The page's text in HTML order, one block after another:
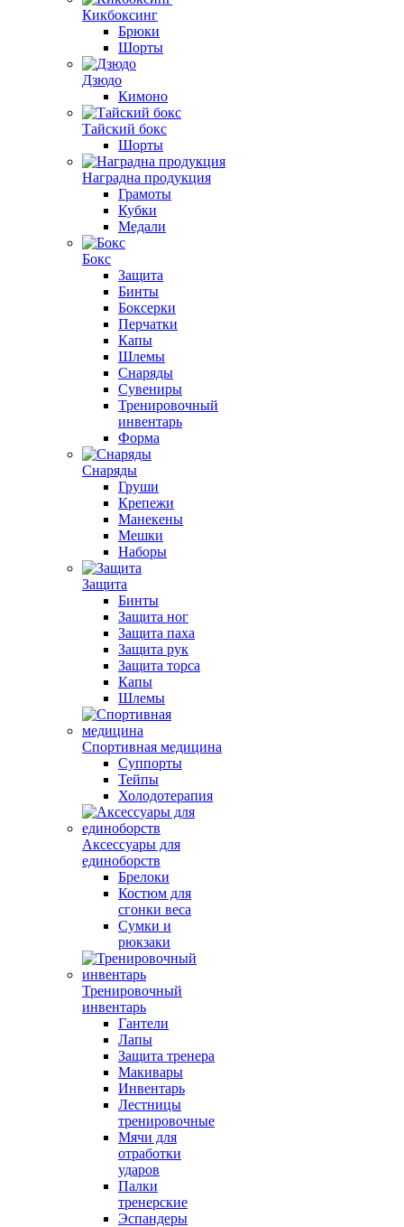
Кикбоксинг
Брюки
Шорты
Дзюдо
Кимоно
Тайский бокс
Шорты
Наградна продукция
Грамоты
Кубки
Медали
Бокс
Защита
Бинты
Боксерки
Перчатки
Капы
Шлемы
Снаряды
Сувениры
Тренировочный
инвентарь
Форма
Снаряды
Груши
Крепежи
Манекены
Мешки
Наборы
Защита
Бинты
Защита ног
Защита паха
Защита рук
Защита торса
Капы
Шлемы
Спортивная медицина
Суппорты
Тейпы
Холодотерапия
Аксессуары для
единоборств
Брелоки
Костюм для
сгонки веса
Сумки и
рюкзаки
Тренировочный
инвентарь
Гантели
Лапы
Защита тренера
Макивары
Инвентарь
Лестницы
тренировочные
Мячи для
отработки
ударов
Палки
тренерские
Эспандеры